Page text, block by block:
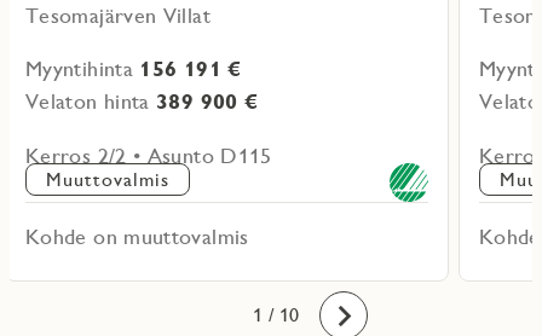
Tesomajärven Villat
Myyntihinta 156 191 €
Velaton hinta 389 900 €
Kerros 2/2 • Asunto D115
Muuttovalmis
Kohde on muuttovalmis
1
2
3
4
5
6
7
8
9
10 / 10 Eteenpäin